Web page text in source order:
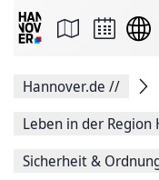
Seite
Facebook
teilen
Seitenlink
Hannover.de //
Leben in der Region
Sicherheit &